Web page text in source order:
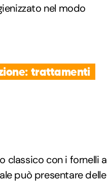
nel modo
trattamenti
classico con i fornelli a
può presentare delle